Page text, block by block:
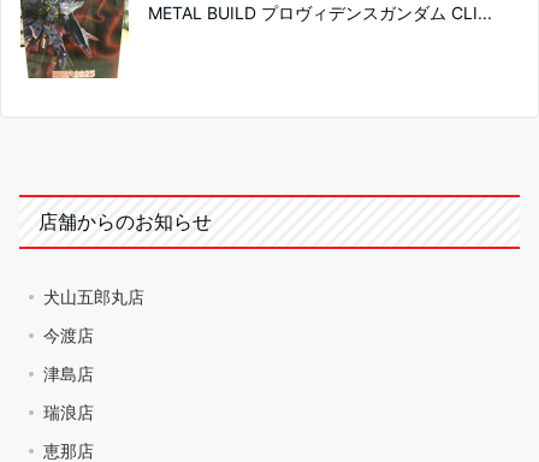
METAL BUILD プロヴィデンスガンダム CLI...
店舗からのお知らせ
犬山五郎丸店
今渡店
津島店
瑞浪店
恵那店